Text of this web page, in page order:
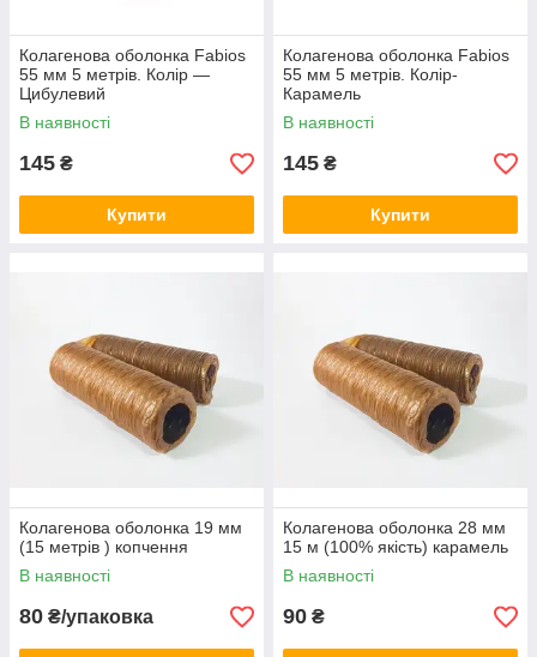
Колагенова оболонка Fabios
55 мм 5 метрів. Колір —
Цибулевий
В наявності
145 ₴
Купити
Колагенова оболонка Fabios
55 мм 5 метрів. Колір-
Карамель
В наявності
145 ₴
Купити
Колагенова оболонка 19 мм
(15 метрів ) копчення
В наявності
80 ₴/упаковка
Колагенова оболонка 28 мм
15 м (100% якість) карамель
В наявності
90 ₴